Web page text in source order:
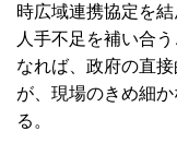
時広域連携協定を
人手不足を補い合
なれば、政府の直
が、現場のきめ細
る。